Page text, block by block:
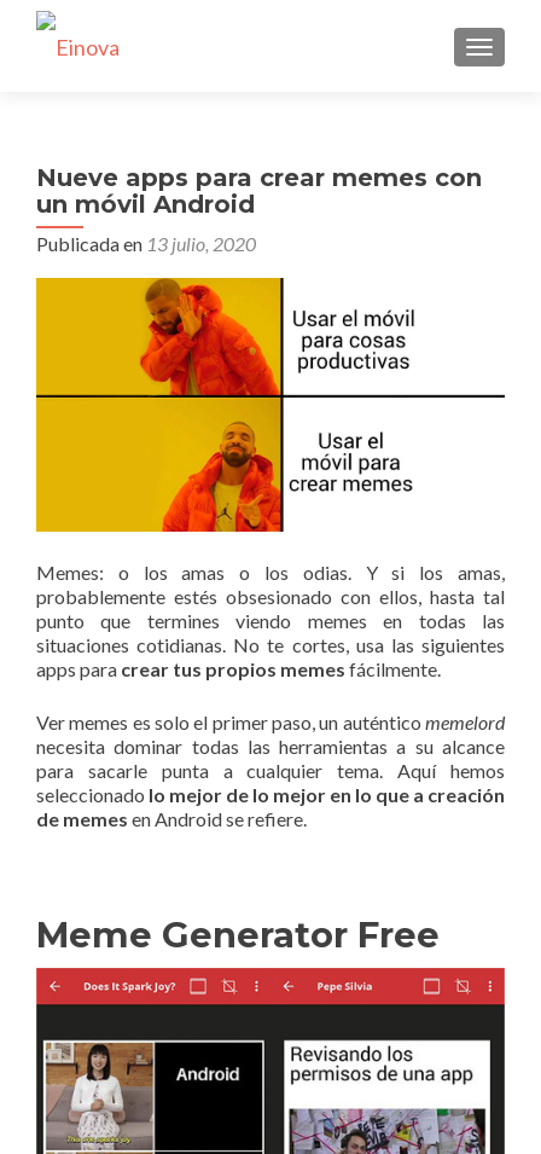
Nueve apps para crear memes con
un móvil Android
Publicada en 13 julio, 2020
Memes: o los amas o los odias. Y si los amas,
probablemente estés obsesionado con ellos, hasta tal
punto que termines viendo memes en todas las
situaciones cotidianas. No te cortes, usa las siguientes
apps para crear tus propios memes fácilmente.
Ver memes es solo el primer paso, un auténtico memelord
necesita dominar todas las herramientas a su alcance
para sacarle punta a cualquier tema. Aquí hemos
seleccionado lo mejor de lo mejor en lo que a creación
de memes en Android se refiere.
Meme Generator Free